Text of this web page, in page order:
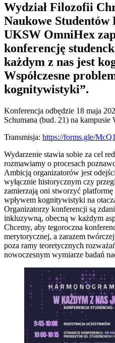
Wydział Filozofii
Naukowe
UKSW OmniHex
konferencję
każdym z nas jest
Współczesne
kognitywistyki”.
Konferencja odbędzie 18 maja
Schumana (bud. 21) na kampusie
Transmisja: https://forms.gle/
Wydarzenie stawia sobie za cel
rozmawiamy o procesach
Ambicją organizatorów jest
wyłącznie historycznym czy
zamierzają oni stworzyć
wpływem kognitywistyki na
Organizatorzy konferencji są
inkluzywną, obecną w każdym
Chcemy, aby tegoroczna
merytorycznej, a zarazem
poza ramy teoretycznych
nowoczesnym wymiarze badań